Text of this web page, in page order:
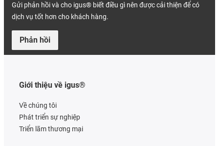
Gửi phản hồi và cho igus® biết điều gì nên được cải thiện để có
dịch vụ tốt hơn cho khách hàng.
Phản hồi
Giới thiệu về igus®
Về chúng tôi
Phát triển sự nghiệp
Triển lãm thương mại